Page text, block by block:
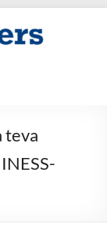
teva